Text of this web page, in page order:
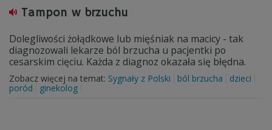
Tampon w brzuchu
Dolegliwości żołądkowe lub mięśniak na macicy - tak
diagnozowali lekarze ból brzucha u pacjentki po
cesarskim cięciu. Każda z diagnoz okazała się błędna.
Zobacz więcej na temat: Sygnały z Polski ból brzucha
dzieci
poród
ginekolog